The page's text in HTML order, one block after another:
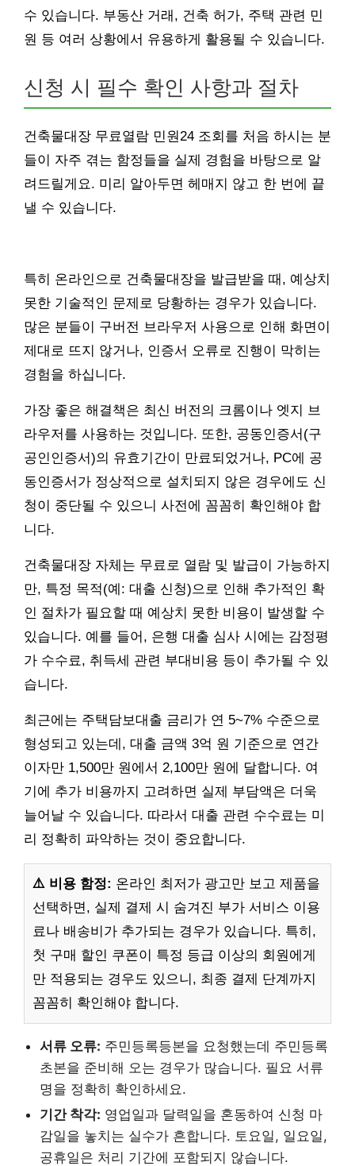
수 있습니다. 부동산 거래, 건축 허가, 주택 관련 민
원 등 여러 상황에서 유용하게 활용될 수 있습니다.
신청 시 필수 확인 사항과 절차
건축물대장 무료열람 민원24 조회를 처음 하시는 분
들이 자주 겪는 함정들을 실제 경험을 바탕으로 알
려드릴게요. 미리 알아두면 헤매지 않고 한 번에 끝
낼 수 있습니다.
특히 온라인으로 건축물대장을 발급받을 때, 예상치
못한 기술적인 문제로 당황하는 경우가 있습니다.
많은 분들이 구버전 브라우저 사용으로 인해 화면이
제대로 뜨지 않거나, 인증서 오류로 진행이 막히는
경험을 하십니다.
가장 좋은 해결책은 최신 버전의 크롬이나 엣지 브
라우저를 사용하는 것입니다. 또한, 공동인증서(구
공인인증서)의 유효기간이 만료되었거나, PC에 공
동인증서가 정상적으로 설치되지 않은 경우에도 신
청이 중단될 수 있으니 사전에 꼼꼼히 확인해야 합
니다.
건축물대장 자체는 무료로 열람 및 발급이 가능하지
만, 특정 목적(예: 대출 신청)으로 인해 추가적인 확
인 절차가 필요할 때 예상치 못한 비용이 발생할 수
있습니다. 예를 들어, 은행 대출 심사 시에는 감정평
가 수수료, 취득세 관련 부대비용 등이 추가될 수 있
습니다.
최근에는 주택담보대출 금리가 연 5~7% 수준으로
형성되고 있는데, 대출 금액 3억 원 기준으로 연간
이자만 1,500만 원에서 2,100만 원에 달합니다. 여
기에 추가 비용까지 고려하면 실제 부담액은 더욱
늘어날 수 있습니다. 따라서 대출 관련 수수료는 미
리 정확히 파악하는 것이 중요합니다.
⚠️ 비용 함정: 온라인 최저가 광고만 보고 제품을
선택하면, 실제 결제 시 숨겨진 부가 서비스 이용
료나 배송비가 추가되는 경우가 있습니다. 특히,
첫 구매 할인 쿠폰이 특정 등급 이상의 회원에게
만 적용되는 경우도 있으니, 최종 결제 단계까지
꼼꼼히 확인해야 합니다.
서류 오류: 주민등록등본을 요청했는데 주민등록
초본을 준비해 오는 경우가 많습니다. 필요 서류
명을 정확히 확인하세요.
기간 착각: 영업일과 달력일을 혼동하여 신청 마
감일을 놓치는 실수가 흔합니다. 토요일, 일요일,
공휴일은 처리 기간에 포함되지 않습니다.